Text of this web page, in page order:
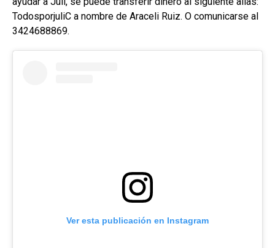
TodosporjuliC a nombre de Araceli Ruiz. O comunicarse al
3424688869.
Ver esta publicación en Instagram